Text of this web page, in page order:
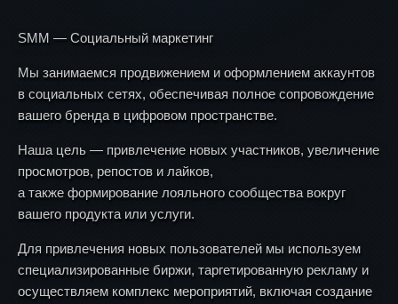
SMM — Социальный маркетинг
Мы занимаемся продвижением и оформлением аккаунтов
в социальных сетях, обеспечивая полное сопровождение
вашего бренда в цифровом пространстве.
Наша цель — привлечение новых участников, увеличение
просмотров, репостов и лайков,
а также формирование лояльного сообщества вокруг
вашего продукта или услуги.
Для привлечения новых пользователей мы используем
специализированные биржи, таргетированную рекламу и
осуществляем комплекс мероприятий, включая создание